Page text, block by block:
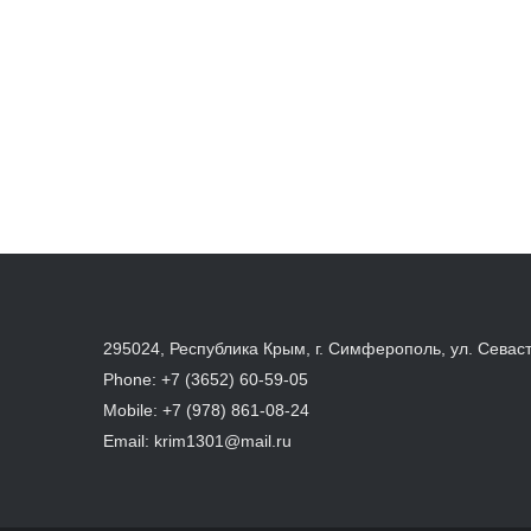
295024, Республика Крым, г. Симферополь, ул.
Phone: +7 (3652) 60-59-05
Mobile: +7 (978) 861-08-24
Email: krim1301@mail.ru